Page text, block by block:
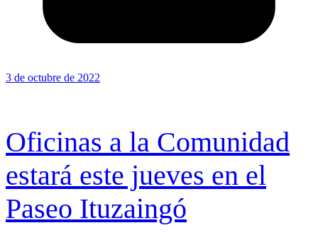
3 de octubre de 2022
Oficinas a la Comunidad
estará este jueves en el
Paseo Ituzaingó